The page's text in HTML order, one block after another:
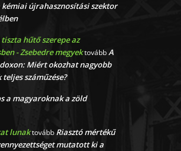
újrahasznosítási szektor
hűtő szerepe az
- Zsebedre megyektovábbA
Miért okozhat nagyobb
száműzése?
a magyaroknak a zöld
lunaktovább Riasztó mértékű
mutatott ki a